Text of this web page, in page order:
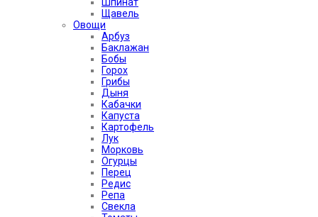
Щавель
Овощи
Арбуз
Баклажан
Бобы
Горох
Грибы
Дыня
Кабачки
Капуста
Картофель
Лук
Морковь
Огурцы
Перец
Редис
Репа
Свекла